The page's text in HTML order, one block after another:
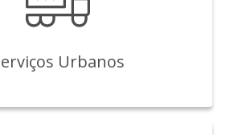
Urbanos